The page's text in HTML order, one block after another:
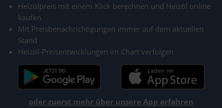
Heizölpreis mit einem Klick berechnen und Heizöl online
kaufen
Mit Preisbenachrichtigungen immer auf dem aktuellen
Stand
Heizöl-Preisentwicklungen im Chart verfolgen
oder zuerst mehr über unsere App erfahren